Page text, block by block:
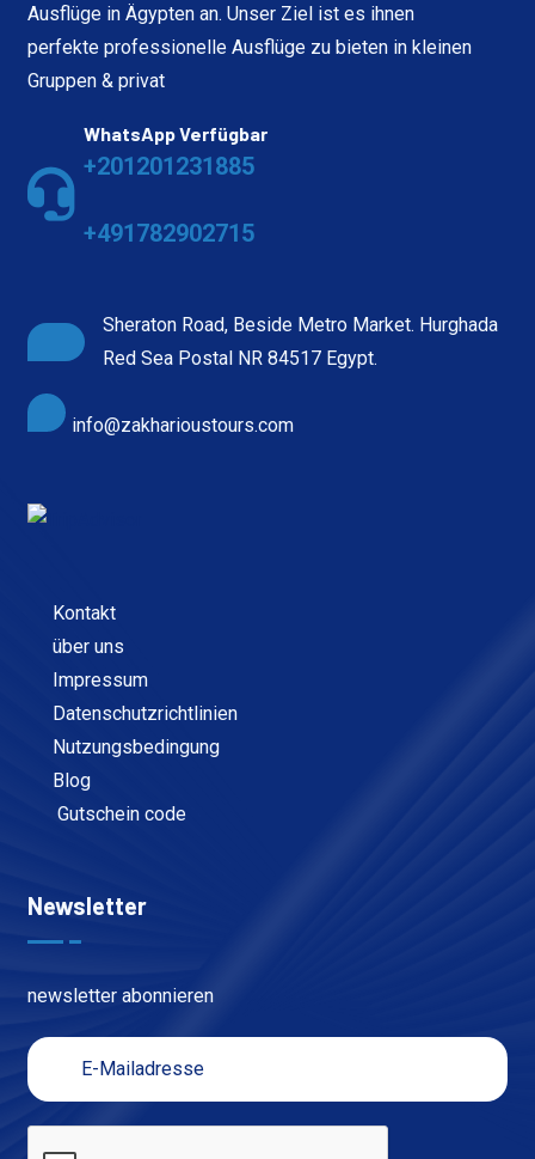
Ausflüge in Ägypten an. Unser Ziel ist es ihnen
perfekte professionelle Ausflüge zu bieten in kleinen
Gruppen & privat
WhatsApp Verfügbar
+201201231885
+491782902715
Sheraton Road, Beside Metro Market. Hurghada
Red Sea Postal NR 84517 Egypt.
info@zakharioustours.com
Kontakt
über uns
Impressum
Datenschutzrichtlinien
Nutzungsbedingung
Blog
Gutschein code
Newsletter
newsletter abonnieren